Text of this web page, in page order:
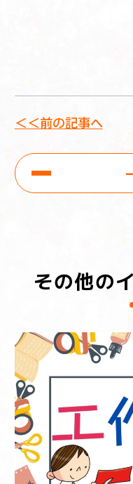
＜＜前の記事へ
その他の